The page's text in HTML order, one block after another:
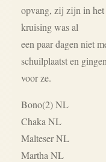
opvang, zij zijn in het
kruising was al
een paar dagen niet
schuilplaatst en
voor ze.
Bono(2) NL
Chaka NL
Malteser NL
Martha NL